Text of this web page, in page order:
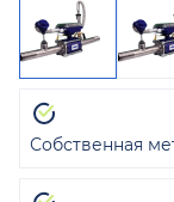
Собственная